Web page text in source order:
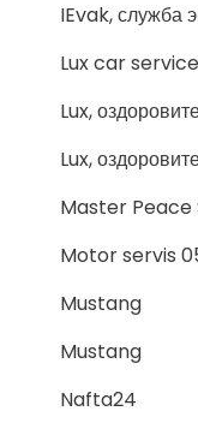
IEvak, служба
Lux car service
Lux,
Lux,
Master Peace
Motor servis
Mustang
Mustang
Nafta24